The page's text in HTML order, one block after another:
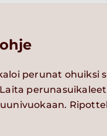
perunat ohuiksi